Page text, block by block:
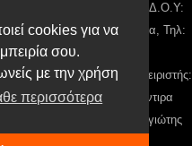
cookies για να
σου.
με την χρήση
περισσότερα
Media, ΑΦΜ: 043750542, Δ.Ο.Υ:
31 τ.κ 42132 Τρίκαλα, Τηλ:
Ιδιοκτήτης και Διαχειριστής:
Βασιλική, Διευθύντιρα
domain name Παναγιώτης